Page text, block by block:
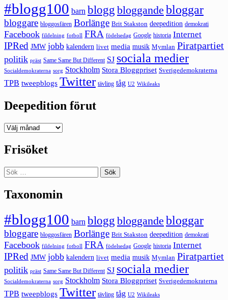
#blogg100 barn blogg bloggande bloggar
bloggare bloggosfären Borlänge Brit Stakston deepedition demokrati
Facebook fildelning fotboll FRA födelsedag Google historia Internet
IPRed JMW jobb kalendern livet media musik Mymlan Piratpartiet
politik präst Same Same But Different SJ sociala medier
Socialdemokraterna sorg Stockholm Stora Bloggpriset Sverigedemokraterna
TPB tweepblogs Twitter tävling tåg U2 Wikileaks
Deepedition förut
Deepedition
Frisöket
Sök
efter:
Taxonomin
#blogg100 barn blogg bloggande bloggar
bloggare bloggosfären Borlänge Brit Stakston deepedition demokrati
Facebook fildelning fotboll FRA födelsedag Google historia Internet
IPRed JMW jobb kalendern livet media musik Mymlan Piratpartiet
politik präst Same Same But Different SJ sociala medier
Socialdemokraterna sorg Stockholm Stora Bloggpriset Sverigedemokraterna
TPB tweepblogs Twitter tävling tåg U2 Wikileaks